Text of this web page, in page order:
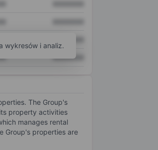
XXXXXXX
wykresów i analiz.
The Group's
property activities
manages rental
Group's properties are